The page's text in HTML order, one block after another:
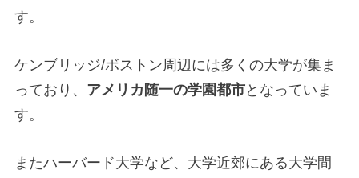
す。
ケンブリッジ/ボストン周辺には多くの大学が集ま
っており、 アメリカ随一の学園都市となっていま
す。
またハーバード大学など、大学近郊にある大学間